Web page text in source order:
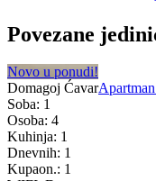
Povezane
Novo u ponudi!
Domagoj Ćavar
Soba: 1
Osoba: 4
Kuhinja: 1
Dnevnih: 1
Kupaon.: 1